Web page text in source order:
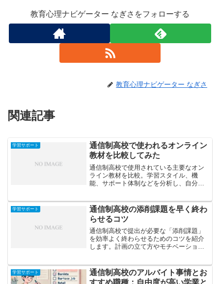
教育心理ナビゲーター なぎさをフォローする
教育心理ナビゲーター なぎさ
関連記事
学習サポート
通信制高校で使われるオンライン
教材を比較してみた
通信制高校で使用されている主要なオン
ライン教材を比較。学習スタイル、機
能、サポート体制などを分析し、自分に
学習サポート
通信制高校の添削課題を早く終わ
らせるコツ
通信制高校で提出が必要な「添削課題」
を効率よく終わらせるためのコツを紹介
します。計画の立て方やモチベーション
学習サポート
通信制高校のアルバイト事情とお
すすめ職種：自由度が高い学業と